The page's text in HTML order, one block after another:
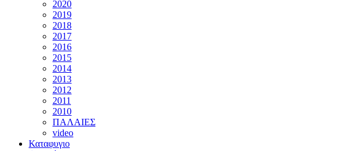
2020
2019
2018
2017
2016
2015
2014
2013
2012
2011
2010
ΠΑΛΑΙΕΣ
video
Καταφυγιο